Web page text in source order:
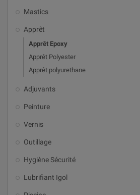
Mastics
Apprêt
Apprêt Epoxy
Apprêt Polyester
Apprêt polyurethane
Adjuvants
Peinture
Vernis
Outillage
Hygiène Sécurité
Lubrifiant Igol